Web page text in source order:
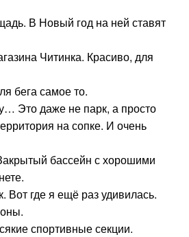
В Новый год на ней ставят
Читинка. Красиво, для
бега самое то.
Это даже не парк, а просто
на сопке. И очень
бассейн с хорошими
Вот где я ещё раз удивилась.
спортивные секции.